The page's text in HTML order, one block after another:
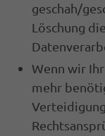
geschah/
Löschung
Wenn wir
mehr